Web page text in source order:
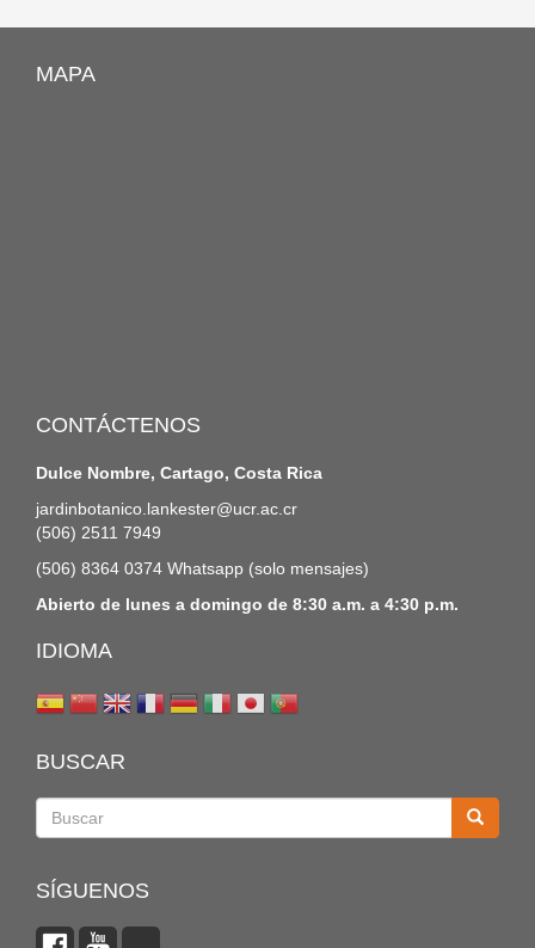
MAPA
CONTÁCTENOS
Dulce Nombre, Cartago, Costa Rica
jardinbotanico.lankester@ucr.ac.cr
(506) 2511 7949
(506) 8364 0374 Whatsapp (solo mensajes)
Abierto de lunes a domingo de 8:30 a.m. a 4:30 p.m.
IDIOMA
BUSCAR
SÍGUENOS